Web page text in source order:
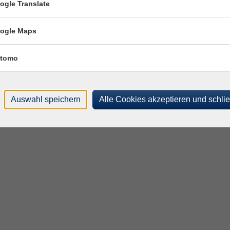
Translate
Maps
Auswahl speichern Alle Cookies akzeptieren und